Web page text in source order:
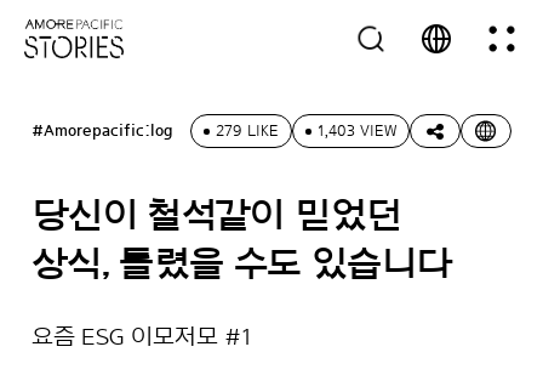
#Amorepacific:log 279 LIKE 1,403 VIEW
당신이 철석같이 믿었던
상식, 틀렸을 수도 있습니다
요즘 ESG 이모저모 #1